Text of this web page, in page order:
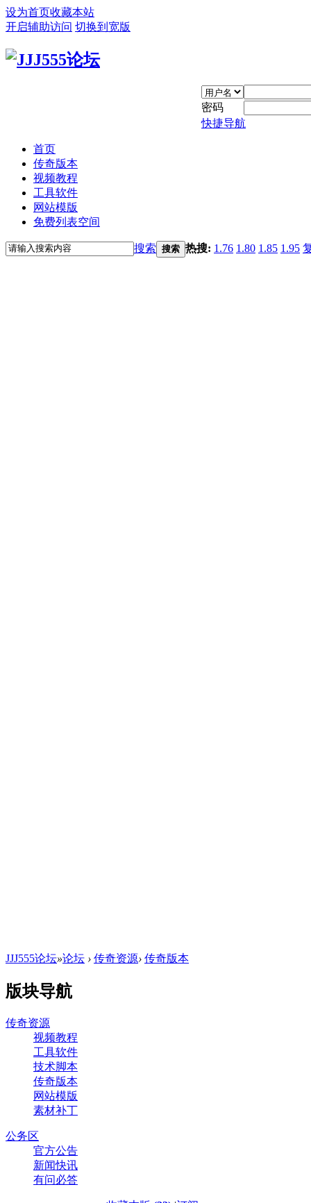
设为首页收藏本站
开启辅助访问 切换到宽版
密码
快捷导航
首页
传奇版本
视频教程
工具软件
网站模版
免费列表空间
搜索 搜索 热搜: 1.76 1.80 1.85 1.95
JJJ555论坛»论坛 › 传奇资源› 传奇版本
版块导航
传奇资源
视频教程
工具软件
技术脚本
传奇版本
网站模版
素材补丁
公务区
官方公告
新闻快讯
有问必答